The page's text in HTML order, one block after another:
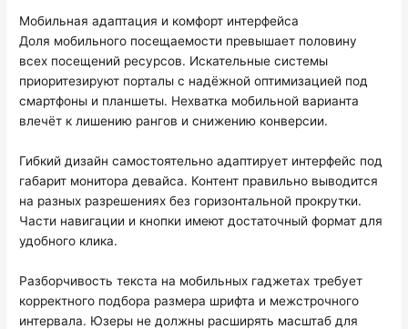
Мобильная адаптация и комфорт интерфейса
Доля мобильного посещаемости превышает половину
всех посещений ресурсов. Искательные системы
приоритезируют порталы с надёжной оптимизацией под
смартфоны и планшеты. Нехватка мобильной варианта
влечёт к лишению рангов и снижению конверсии.
Гибкий дизайн самостоятельно адаптирует интерфейс под
габарит монитора девайса. Контент правильно выводится
на разных разрешениях без горизонтальной прокрутки.
Части навигации и кнопки имеют достаточный формат для
удобного клика.
Разборчивость текста на мобильных гаджетах требует
корректного подбора размера шрифта и межстрочного
интервала. Юзеры не должны расширять масштаб для